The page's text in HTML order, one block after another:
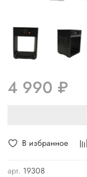
В избранное
арт. 19308
4 990 ₽